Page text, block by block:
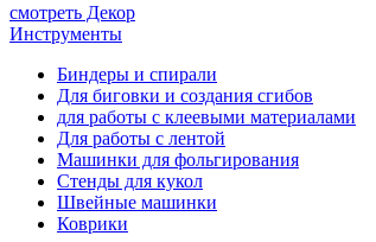
смотреть Декор
Инструменты
Биндеры и спирали
Для биговки и создания сгибов
для работы с клеевыми материалами
Для работы с лентой
Машинки для фольгирования
Стенды для кукол
Швейные машинки
Коврики